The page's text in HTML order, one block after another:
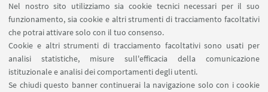
Nel nostro sito utilizziamo sia cookie tecnici necessari per il suo
funzionamento, sia cookie e altri strumenti di tracciamento facoltativi
che potrai attivare solo con il tuo consenso.
Cookie e altri strumenti di tracciamento facoltativi sono usati per
analisi statistiche, misure sull'efficacia della comunicazione
istituzionale e analisi dei comportamenti degli utenti.
Se chiudi questo banner continuerai la navigazione solo con i cookie
Area riservata
Contatti
SEGUI IL DIPARTIMENTO SU: